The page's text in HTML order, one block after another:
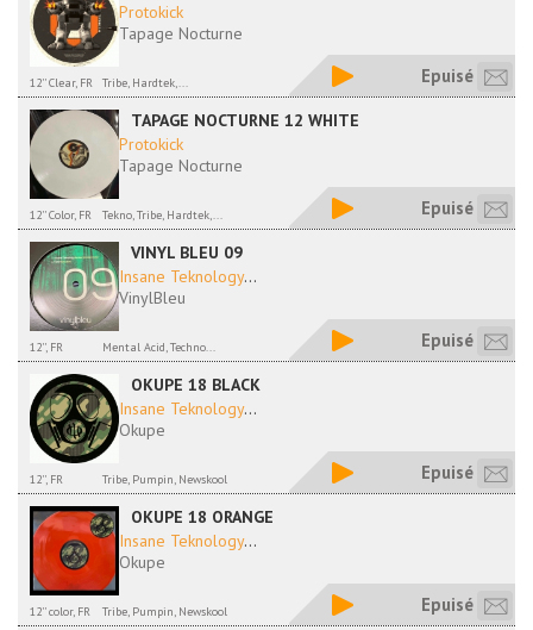
Protokick
Tapage Nocturne
12'' Clear, FR Tribe, Hardtek,... Epuisé
TAPAGE NOCTURNE 12 WHITE
Protokick
Tapage Nocturne
12'' Color, FR Tekno, Tribe, Hardtek,... Epuisé
VINYL BLEU 09
Insane Teknology...
VinylBleu
12'', FR Mental Acid, Techno... Epuisé
OKUPE 18 BLACK
Insane Teknology...
Okupe
12'', FR Tribe, Pumpin, Newskool Epuisé
OKUPE 18 ORANGE
Insane Teknology...
Okupe
12'' color, FR Tribe, Pumpin, Newskool Epuisé